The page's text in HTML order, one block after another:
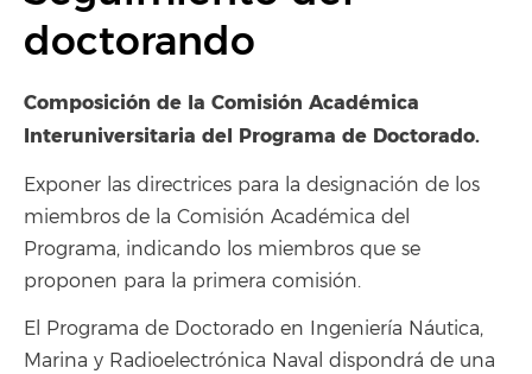
doctorando
Composición de la Comisión Académica
Interuniversitaria del Programa de Doctorado.
Exponer las directrices para la designación de los
miembros de la Comisión Académica del
Programa, indicando los miembros que se
proponen para la primera comisión.
El Programa de Doctorado en Ingeniería Náutica,
Marina y Radioelectrónica Naval dispondrá de una